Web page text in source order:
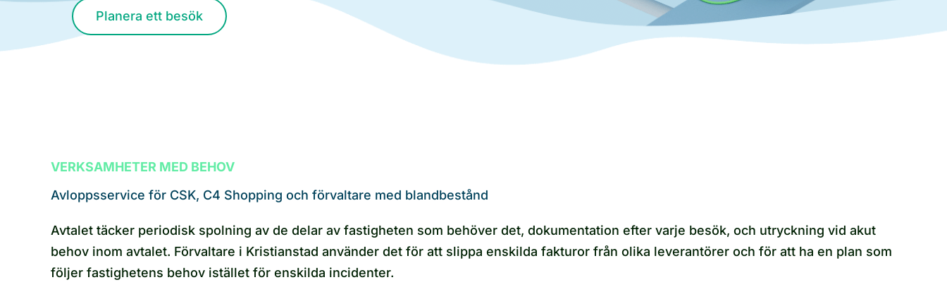
Planera ett besök
VERKSAMHETER MED BEHOV
Avloppsservice för CSK, C4 Shopping och förvaltare med blandbestånd
Avtalet täcker periodisk spolning av de delar av fastigheten som behöver det, dokumentation efter varje besök, och utryckning vid akut
behov inom avtalet. Förvaltare i Kristianstad använder det för att slippa enskilda fakturor från olika leverantörer och för att ha en plan som
följer fastighetens behov istället för enskilda incidenter.